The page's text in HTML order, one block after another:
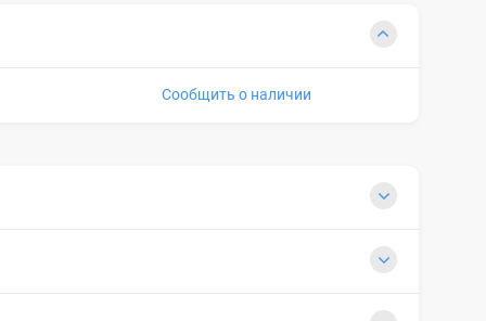
Сообщить о наличии